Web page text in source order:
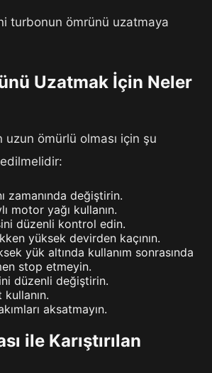
turbonun ömrünü uzatmaya
Uzatmak İçin Neler
ömürlü olması için şu
zamanında değiştirin.
motor yağı kullanın.
düzenli kontrol edin.
yüksek devirden kaçının.
yük altında kullanım sonrasında
stop etmeyin.
düzenli değiştirin.
kullanın.
aksatmayın.
ile Karıştırılan